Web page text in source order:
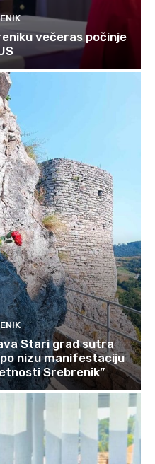
večeras počinje
Stari grad sutra
nizu manifestaciju
Srebrenik”